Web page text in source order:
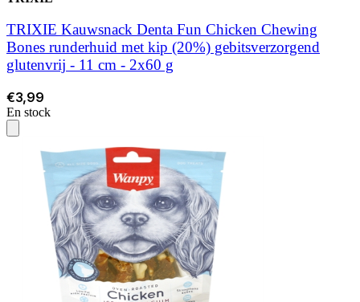
TRIXIE Kauwsnack Denta Fun Chicken Chewing
Bones runderhuid met kip (20%) gebitsverzorgend
glutenvrij - 11 cm - 2x60 g
€3,99
En stock